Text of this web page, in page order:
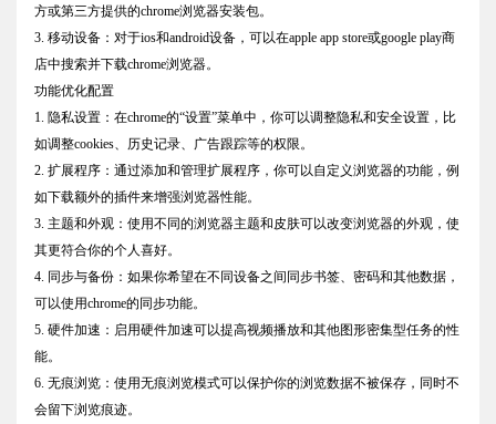
方或第三方提供的chrome浏览器安装包。
3. 移动设备：对于ios和android设备，可以在apple app store或google play商
店中搜索并下载chrome浏览器。
功能优化配置
1. 隐私设置：在chrome的“设置”菜单中，你可以调整隐私和安全设置，比
如调整cookies、历史记录、广告跟踪等的权限。
2. 扩展程序：通过添加和管理扩展程序，你可以自定义浏览器的功能，例
如下载额外的插件来增强浏览器性能。
3. 主题和外观：使用不同的浏览器主题和皮肤可以改变浏览器的外观，使
其更符合你的个人喜好。
4. 同步与备份：如果你希望在不同设备之间同步书签、密码和其他数据，
可以使用chrome的同步功能。
5. 硬件加速：启用硬件加速可以提高视频播放和其他图形密集型任务的性
能。
6. 无痕浏览：使用无痕浏览模式可以保护你的浏览数据不被保存，同时不
会留下浏览痕迹。